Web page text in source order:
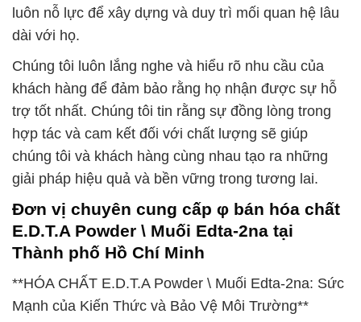
luôn nỗ lực để xây dựng và duy trì mối quan hệ lâu
dài với họ.
Chúng tôi luôn lắng nghe và hiểu rõ nhu cầu của
khách hàng để đảm bảo rằng họ nhận được sự hỗ
trợ tốt nhất. Chúng tôi tin rằng sự đồng lòng trong
hợp tác và cam kết đối với chất lượng sẽ giúp
chúng tôi và khách hàng cùng nhau tạo ra những
giải pháp hiệu quả và bền vững trong tương lai.
Đơn vị chuyên cung cấp φ bán hóa chất
E.D.T.A Powder \ Muối Edta-2na tại
Thành phố Hồ Chí Minh
**HÓA CHẤT E.D.T.A Powder \ Muối Edta-2na: Sức
Mạnh của Kiến Thức và Bảo Vệ Môi Trường**